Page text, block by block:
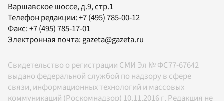
Варшавское шоссе, д.9, стр.1
Телефон редакции:+7 (495) 785-00-12
Факс:+7 (495) 785-17-01
Электронная почта:gazeta@gazeta.ru
Свидетельство о регистрации СМИ Эл № ФС77-67642
выдано федеральной службой по надзору в сфере
связи, информационных технологий и массовых
коммуникаций (Роскомнадзор) 10.11.2016 г. Редакция не